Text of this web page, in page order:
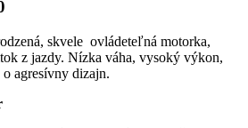
skvele ovládeteľná motorka,
z jazdy. Nízka váha, vysoký výkon,
agresívny dizajn.